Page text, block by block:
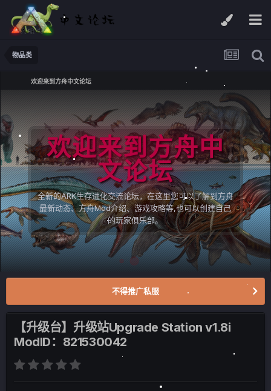
物品类
欢迎来到方舟中文论坛
欢迎来到方舟中
文论坛
全新的ARK生存进化交流论坛，在这里您可以了解到方舟
最新动态、方舟Mod介绍、游戏攻略等,也可以创建自己
的玩家俱乐部。
不得推广私服
【升级台】升级站Upgrade Station v1.8i
ModID：821530042